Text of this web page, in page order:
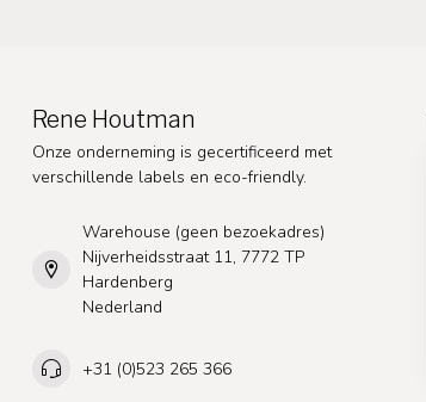
Rene Houtman
Onze onderneming is gecertificeerd met
verschillende labels en eco-friendly.
Warehouse (geen bezoekadres)
Nijverheidsstraat 11, 7772 TP
Hardenberg
Nederland
+31 (0)523 265 366